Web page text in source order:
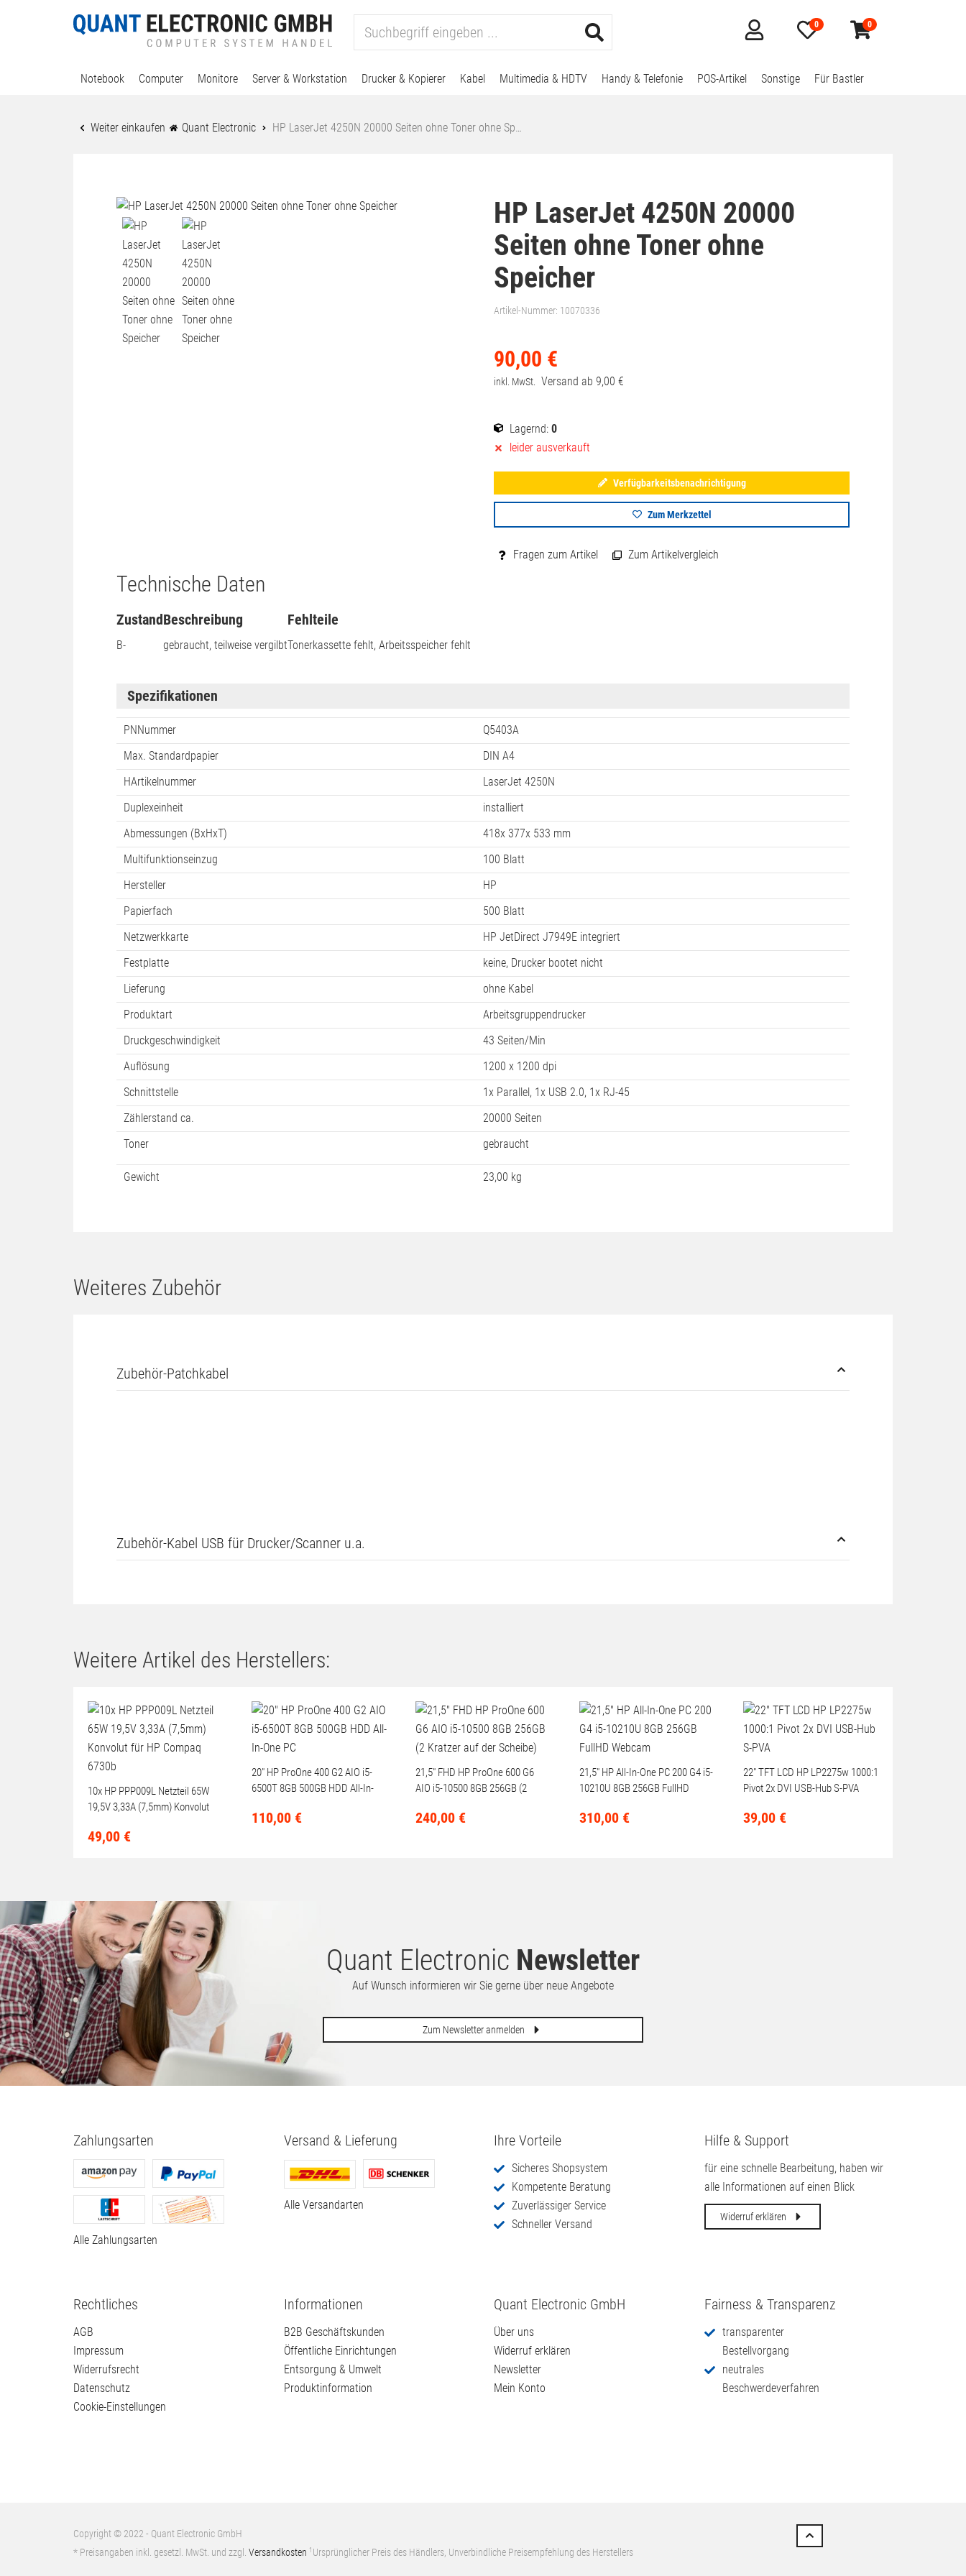
Mein
Konto
Merkzettel
aufklappen
0
Warenkorb
aufklappen
0
Notebook Computer Monitore Server & Workstation Drucker & Kopierer Kabel Multimedia & HDTV Handy & Telefonie POS-Artikel Sonstige Für Bastler
Weiter einkaufen Quant Electronic HP LaserJet 4250N 20000 Seiten ohne Toner ohne Sp…
HP LaserJet 4250N 20000
Seiten ohne Toner ohne
Speicher
Artikel-Nummer: 10070336
90,00 €
inkl. MwSt. Versand ab 9,00 €
Lagernd: 0
leider ausverkauft
Verfügbarkeitsbenachrichtigung
Zum Merkzettel
Fragen zum Artikel Zum Artikelvergleich
Technische Daten
Zustand
B-
Beschreibung
gebraucht, teilweise vergilbt
Fehlteile
Tonerkassette fehlt, Arbeitsspeicher fehlt
Spezifikationen
PNNummer
Q5403A
Max. Standardpapier
DIN A4
HArtikelnummer
LaserJet 4250N
Duplexeinheit
installiert
Abmessungen (BxHxT)
418x 377x 533 mm
Multifunktionseinzug
100 Blatt
Hersteller
HP
Papierfach
500 Blatt
Netzwerkkarte
HP JetDirect J7949E integriert
Festplatte
keine, Drucker bootet nicht
Lieferung
ohne Kabel
Produktart
Arbeitsgruppendrucker
Druckgeschwindigkeit
43 Seiten/Min
Auflösung
1200 x 1200 dpi
Schnittstelle
1x Parallel, 1x USB 2.0, 1x RJ-45
Zählerstand ca.
20000 Seiten
Toner
gebraucht
Gewicht 23,00 kg
Weiteres Zubehör
Zubehör-Patchkabel
Zubehör-Kabel USB für Drucker/Scanner u.a.
Weitere Artikel des Herstellers:
10x HP PPP009L Netzteil 65W
19,5V 3,33A (7,5mm) Konvolut
49,00 €
20" HP ProOne 400 G2 AIO i5-
6500T 8GB 500GB HDD All-In-
110,00 €
21,5" FHD HP ProOne 600 G6
AIO i5-10500 8GB 256GB (2
240,00 €
21,5" HP All-In-One PC 200 G4 i5-
10210U 8GB 256GB FullHD
310,00 €
22" TFT LCD HP LP2275w 1000:1
Pivot 2x DVI USB-Hub S-PVA
39,00 €
Quant Electronic Newsletter
Auf Wunsch informieren wir Sie gerne über neue Angebote
Zum Newsletter anmelden
Zahlungsarten
Alle Zahlungsarten
Versand & Lieferung
Alle Versandarten
Ihre Vorteile
Sicheres Shopsystem
Kompetente Beratung
Zuverlässiger Service
Schneller Versand
Hilfe & Support
für eine schnelle Bearbeitung, haben wir
alle Informationen auf einen Blick
Widerruf erklären
Rechtliches
AGB
Impressum
Widerrufsrecht
Datenschutz
Cookie-Einstellungen
Informationen
B2B Geschäftskunden
Öffentliche Einrichtungen
Entsorgung & Umwelt
Produktinformation
Quant Electronic GmbH
Über uns
Widerruf erklären
Newsletter
Mein Konto
Fairness & Transparenz
transparenter
Bestellvorgang
neutrales
Beschwerdeverfahren
Copyright © 2022 - Quant Electronic GmbH
* Preisangaben inkl. gesetzl. MwSt. und zzgl. Versandkosten 1 Ursprünglicher Preis des Händlers, Unverbindliche Preisempfehlung des Herstellers